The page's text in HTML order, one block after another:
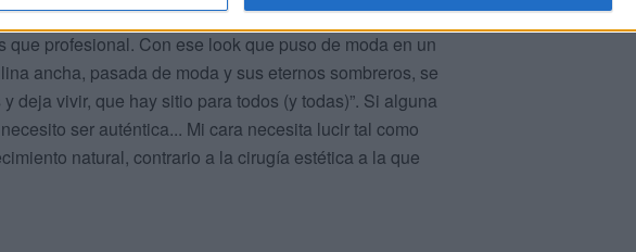
profesional. Con ese look que puso de moda en un
ancha, pasada de moda y sus eternos sombreros, se
deja vivir, que hay sitio para todos (y todas)”. Si alguna
ser auténtica... Mi cara necesita lucir tal como
natural, contrario a la cirugía estética a la que